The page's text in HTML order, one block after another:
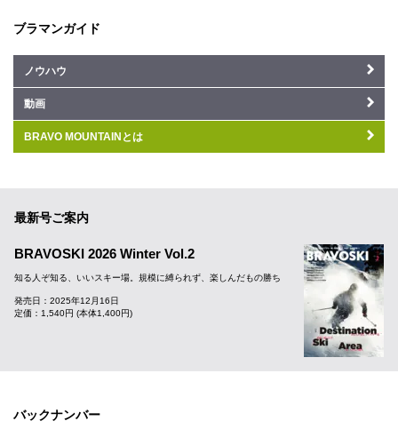
ブラマンガイド
ノウハウ
動画
BRAVO MOUNTAINとは
最新号ご案内
BRAVOSKI 2026 Winter Vol.2
知る人ぞ知る、いいスキー場。規模に縛られず、楽しんだもの勝ち
発売日：2025年12月16日
定価：1,540円 (本体1,400円)
バックナンバー